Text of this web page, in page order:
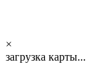
×
загрузка карты...